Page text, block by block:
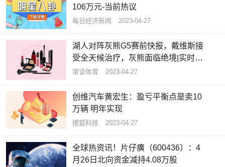
106万元-当前热议
每日经济新闻 2023-04-27
湖人对阵灰熊G5赛前快报，戴维斯接
受全天候治疗，灰熊面临绝境|实时焦
点
常谈体育 2023-04-27
创维汽车黄宏生：盈亏平衡点是卖10
万辆 明年实现
搜狐科技 2023-04-27
全球热资讯！片仔癀（600436）：4
月26日北向资金减持4.08万股